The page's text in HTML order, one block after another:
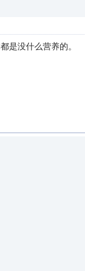
是没什么营养的。